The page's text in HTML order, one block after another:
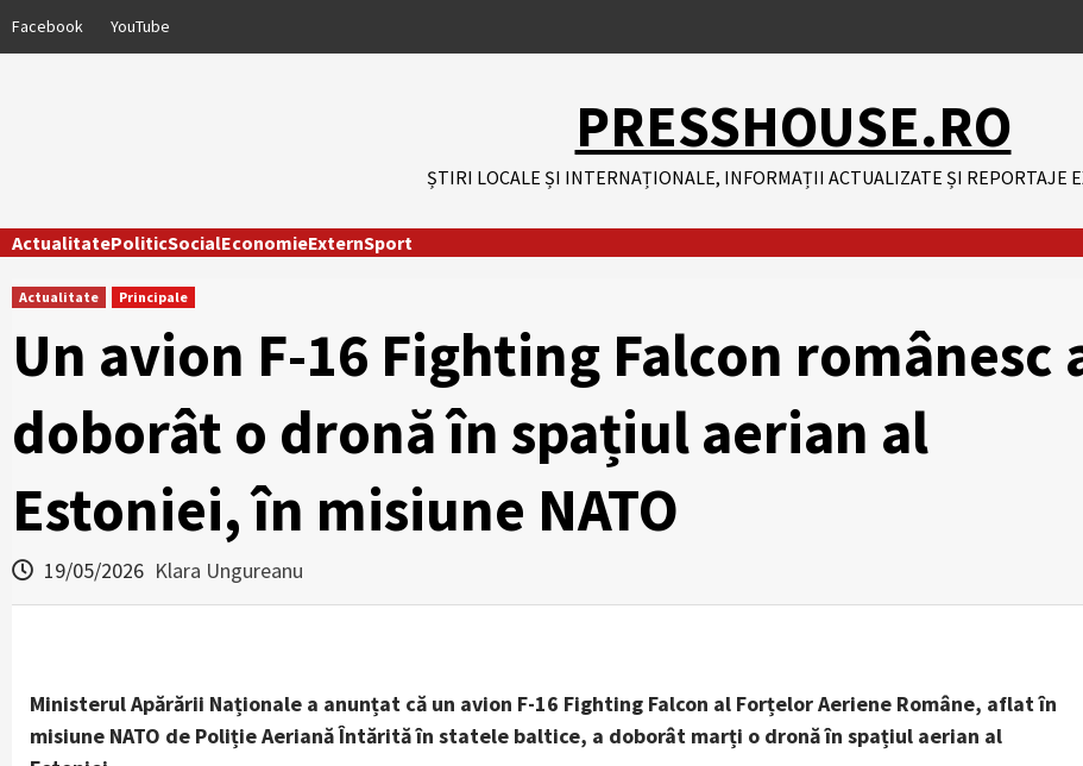
Facebook YouTube
PRESSHOUSE.RO
ȘTIRI LOCALE ȘI INTERNAȚIONALE, INFORMAȚII ACTUALIZATE ȘI REPORTAJE
ActualitatePoliticSocialEconomieExternSport
Actualitate Principale
Un avion F-16 Fighting Falcon românesc
doborât o dronă în spațiul aerian al
Estoniei, în misiune NATO
19/05/2026 Klara Ungureanu
Ministerul Apărării Naționale a anunțat că un avion F-16 Fighting Falcon al Forțelor Aeriene Române, aflat în
misiune NATO de Poliție Aeriană Întărită în statele baltice, a doborât marți o dronă în spațiul aerian al